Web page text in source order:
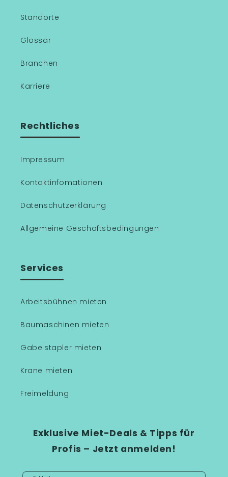
Standorte
Glossar
Branchen
Karriere
Rechtliches
Impressum
Kontaktinfomationen
Datenschutzerklärung
Allgemeine Geschäftsbedingungen
Services
Arbeitsbühnen mieten
Baumaschinen mieten
Gabelstapler mieten
Krane mieten
Freimeldung
Exklusive Miet-Deals & Tipps für
Profis – Jetzt anmelden!